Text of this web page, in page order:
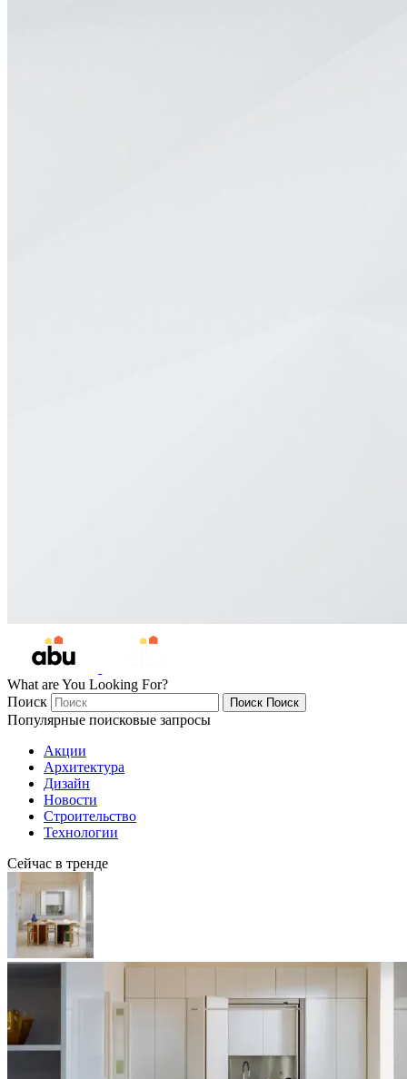
What are You Looking For?
Поиск
Поиск Поиск
Популярные поисковые запросы
Акции
Архитектура
Дизайн
Новости
Строительство
Технологии
Сейчас в тренде